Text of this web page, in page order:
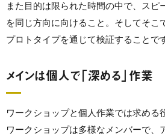
また目的は限られた時間の中で、スピ
を同じ方向に向けること。そしてそこ
プロトタイプを通じて検証することで
メインは個人で「深める」作業
ワークショップと個人作業では求める
ワークショップは多様なメンバーで、